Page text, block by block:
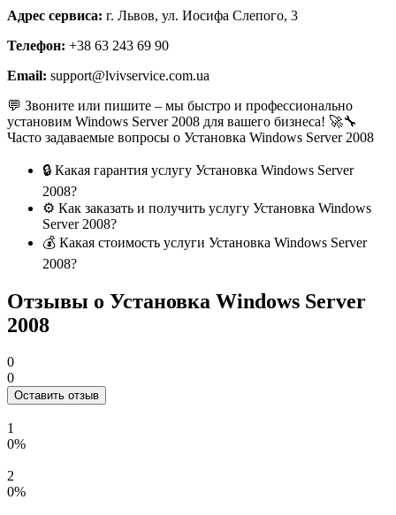
Адрес сервиса: г. Львов, ул. Иосифа Слепого, 3
Телефон: +38 63 243 69 90
Email: support@lvivservice.com.ua
💬 Звоните или пишите – мы быстро и профессионально
установим Windows Server 2008 для вашего бизнеса! 🚀🔧
Часто задаваемые вопросы о Установка Windows Server 2008
🔒 Какая гарантия услугу Установка Windows Server
2008?
⚙️ Как заказать и получить услугу Установка Windows
Server 2008?
💰 Какая стоимость услуги Установка Windows Server
2008?
Отзывы о Установка Windows Server
2008
0
0
Оставить отзыв
1
0%
2
0%